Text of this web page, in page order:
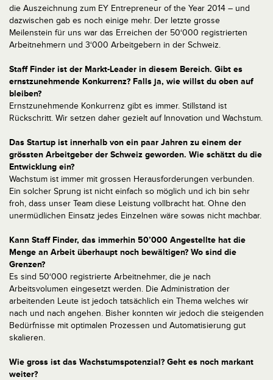
die Auszeichnung zum EY Entrepreneur of the Year 2014 – und
dazwischen gab es noch einige mehr. Der letzte grosse
Meilenstein für uns war das Erreichen der 50‘000 registrierten
Arbeitnehmern und 3‘000 Arbeitgebern in der Schweiz.
Staff Finder ist der Markt-Leader in diesem Bereich. Gibt es
ernstzunehmende Konkurrenz? Falls ja, wie willst du oben auf
bleiben?
Ernstzunehmende Konkurrenz gibt es immer. Stillstand ist
Rückschritt. Wir setzen daher gezielt auf Innovation und Wachstum.
Das Startup ist innerhalb von ein paar Jahren zu einem der
grössten Arbeitgeber der Schweiz geworden. Wie schätzt du die
Entwicklung ein?
Wachstum ist immer mit grossen Herausforderungen verbunden.
Ein solcher Sprung ist nicht einfach so möglich und ich bin sehr
froh, dass unser Team diese Leistung vollbracht hat. Ohne den
unermüdlichen Einsatz jedes Einzelnen wäre sowas nicht machbar.
Kann Staff Finder, das immerhin 50’000 Angestellte hat die
Menge an Arbeit überhaupt noch bewältigen? Wo sind die
Grenzen?
Es sind 50‘000 registrierte Arbeitnehmer, die je nach
Arbeitsvolumen eingesetzt werden. Die Administration der
arbeitenden Leute ist jedoch tatsächlich ein Thema welches wir
nach und nach angehen. Bisher konnten wir jedoch die steigenden
Bedürfnisse mit optimalen Prozessen und Automatisierung gut
skalieren.
Wie gross ist das Wachstumspotenzial? Geht es noch markant
weiter?